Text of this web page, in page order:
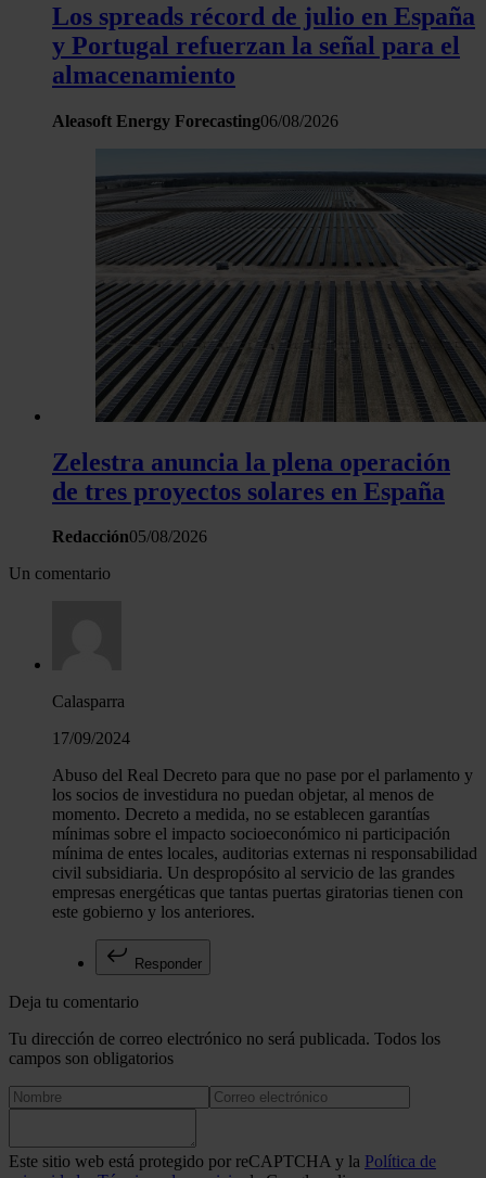
Los spreads récord de julio en España
y Portugal refuerzan la señal para el
almacenamiento
Aleasoft Energy Forecasting06/08/2026
Zelestra anuncia la plena operación
de tres proyectos solares en España
Redacción05/08/2026
Un comentario
Calasparra
17/09/2024
Abuso del Real Decreto para que no pase por el parlamento y
los socios de investidura no puedan objetar, al menos de
momento. Decreto a medida, no se establecen garantías
mínimas sobre el impacto socioeconómico ni participación
mínima de entes locales, auditorias externas ni responsabilidad
civil subsidiaria. Un despropósito al servicio de las grandes
empresas energéticas que tantas puertas giratorias tienen con
este gobierno y los anteriores.
Responder
Deja tu comentario
Tu dirección de correo electrónico no será publicada. Todos los
campos son obligatorios
Este sitio web está protegido por reCAPTCHA y la Política de